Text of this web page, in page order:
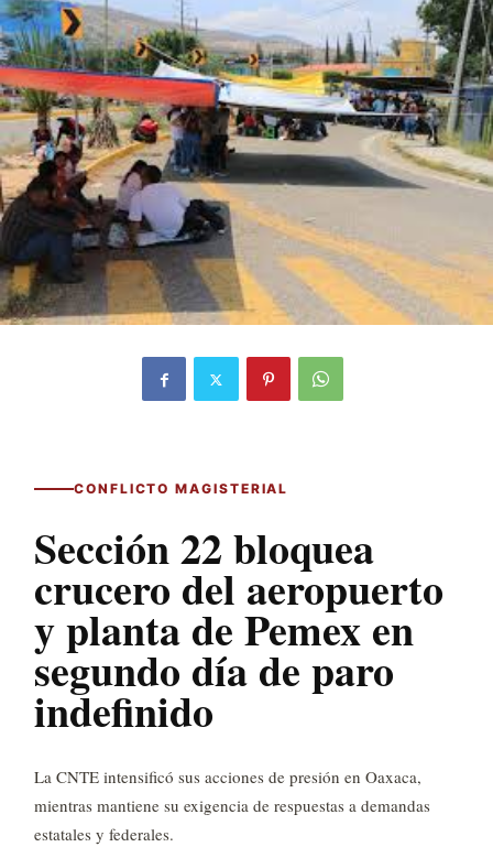
CONFLICTO MAGISTERIAL
Sección 22 bloquea
crucero del aeropuerto
y planta de Pemex en
segundo día de paro
indefinido
La CNTE intensificó sus acciones de presión en Oaxaca,
mientras mantiene su exigencia de respuestas a demandas
estatales y federales.